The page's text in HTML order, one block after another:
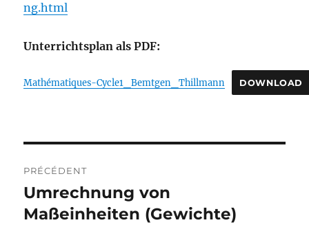
ng.html
Unterrichtsplan als PDF:
Mathématiques-Cycle1_Bemtgen_Thillmann DOWNLOAD
de
l’article
PRÉCÉDENT
Publication
précédente :
Umrechnung von
Maßeinheiten (Gewichte)